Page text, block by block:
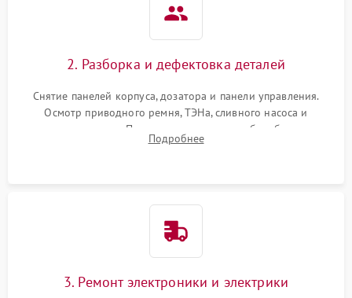
2. Разборка и дефектовка деталей
Снятие панелей корпуса, дозатора и панели управления.
Осмотр приводного ремня, ТЭНа, сливного насоса и
амортизаторов. Проверка подшипников барабана и
крестовины на износ, а манжеты люка на разрывы.
Подробнее
3. Ремонт электроники и электрики